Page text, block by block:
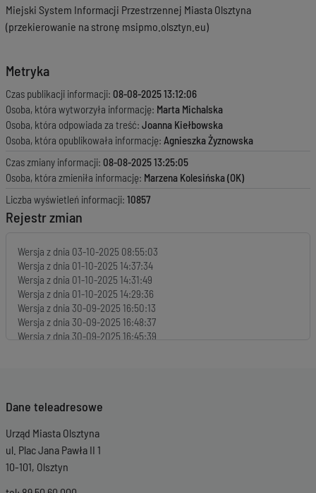
Miejski System Informacji Przestrzennej Miasta Olsztyna
(przekierowanie na stronę msipmo.olsztyn.eu)
Metryka
Czas publikacji informacji: 08-08-2025 13:12:06
Osoba, która wytworzyła informację: Marta Michalska
Osoba, która odpowiada za treść: Joanna Kiełbowska
Osoba, która opublikowała informację: Agnieszka Żyznowska
Czas zmiany informacji: 08-08-2025 13:25:05
Osoba, która zmieniła informację: Marzena Kolesińska (OK)
Liczba wyświetleń informacji: 10857
Rejestr zmian
Wersja z dnia 03-10-2025 08:55:03
Wersja z dnia 01-10-2025 14:37:34
Wersja z dnia 01-10-2025 14:31:49
Wersja z dnia 01-10-2025 14:29:36
Wersja z dnia 30-09-2025 16:50:13
Wersja z dnia 30-09-2025 16:48:37
Wersja z dnia 30-09-2025 16:45:39
Wersja z dnia30-09-2025 14:11:40
Wersja z dnia30-09-2025 14:03:39
Wersja z dnia30-09-2025 13:55:04
Wersja z dnia
Wersja z dnia
Dane teleadresowe
Urząd Miasta Olsztyna
ul. Plac Jana Pawła II 1
10-101, Olsztyn